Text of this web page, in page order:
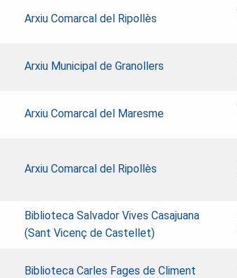
Arxiu Comarcal del Ripollès
Arxiu Municipal de Granollers
Arxiu Comarcal del Maresme
Arxiu Comarcal del Ripollès
Biblioteca Salvador Vives Casajuana
(Sant Vicenç de Castellet)
Biblioteca Carles Fages de Climent